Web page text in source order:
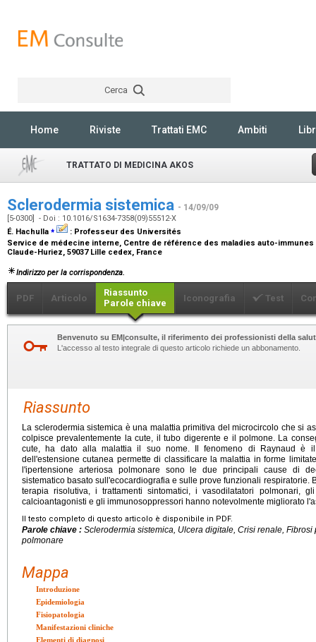
Cerca
Home Riviste Trattati EMC Ambiti
TRATTATO DI MEDICINA AKOS
Sclerodermia sistemica - 14/09/09
[5-0300] - Doi : 10.1016/S1634-7358(09)55512-X
É. Hachulla ⁎ : Professeur des Universités
Service de médecine interne, Centre de référence des maladies auto-
Claude-Huriez, 59037 Lille cedex, France
Indirizzo per la corrispondenza.
PDF Articolo
Riassunto
Parole chiave
Iconografia Test
Benvenuto su EM|consulte, il riferimento dei professionisti della
L'accesso al testo integrale di questo articolo richiede un abbonamento.
Riassunto
La sclerodermia sistemica è una malattia primitiva del microcircolo che si
colpisce prevalentemente la cute, il tubo digerente e il polmone. La
cute, ha dato alla malattia il suo nome. Il fenomeno di Raynaud è il
dell'estensione cutanea permette di classificare la malattia in forme
l'ipertensione arteriosa polmonare sono le due principali cause di
sistematico basato sull'ecocardiografia e sulle prove funzionali respiratorie.
terapia risolutiva, i trattamenti sintomatici, i vasodilatatori polmonari,
calcioantagonisti e gli immunosoppressori hanno notevolmente migliorato
Il testo completo di questo articolo è disponibile in PDF.
Parole chiave : Sclerodermia sistemica, Ulcera digitale, Crisi renale,
polmonare
Mappa
Introduzione
Epidemiologia
Fisiopatologia
Manifestazioni cliniche
Elementi di diagnosi